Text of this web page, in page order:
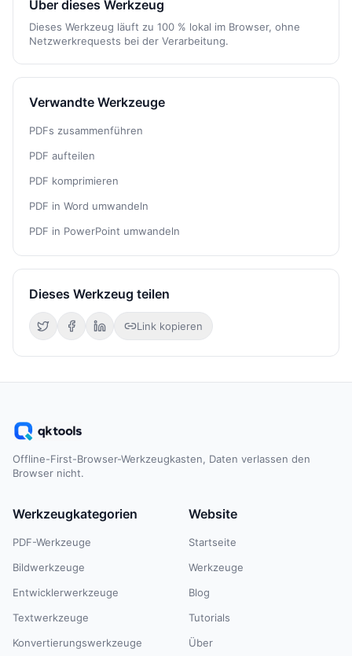
Über dieses Werkzeug
Dieses Werkzeug läuft zu 100 % lokal im Browser, ohne
Netzwerkrequests bei der Verarbeitung.
Verwandte Werkzeuge
PDFs zusammenführen
PDF aufteilen
PDF komprimieren
PDF in Word umwandeln
PDF in PowerPoint umwandeln
Dieses Werkzeug teilen
Link kopieren
Offline-First-Browser-Werkzeugkasten, Daten verlassen den
Browser nicht.
Werkzeugkategorien
PDF-Werkzeuge
Bildwerkzeuge
Entwicklerwerkzeuge
Textwerkzeuge
Konvertierungswerkzeuge
Website
Startseite
Werkzeuge
Blog
Tutorials
Über